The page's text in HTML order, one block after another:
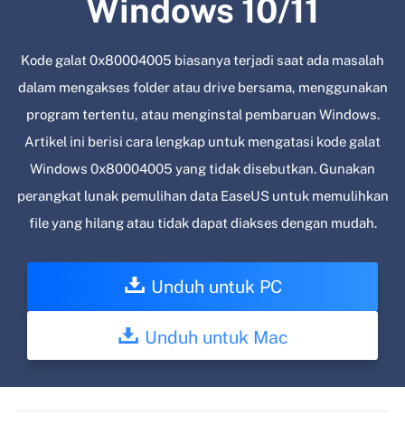
Windows 10/11
Kode galat 0x80004005 biasanya terjadi saat ada masalah
dalam mengakses folder atau drive bersama, menggunakan
program tertentu, atau menginstal pembaruan Windows.
Artikel ini berisi cara lengkap untuk mengatasi kode galat
Windows 0x80004005 yang tidak disebutkan. Gunakan
perangkat lunak pemulihan data EaseUS untuk memulihkan
file yang hilang atau tidak dapat diakses dengan mudah.
Unduh untuk PC
Unduh untuk Mac